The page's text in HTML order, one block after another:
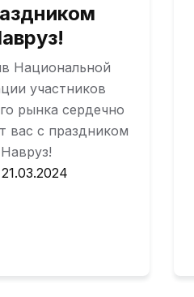
Национальной
участников
рынка сердечно
вас с праздником
Навруз!
21.03.2024